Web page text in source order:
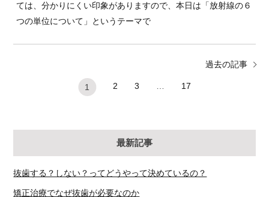
ては、分かりにくい印象がありますので、本日は「放射線の６
つの単位について」というテーマで
1 2 3 17
過去の記事
最新記事
抜歯する？しない？ってどうやって決めているの？
矯正治療でなぜ抜歯が必要なのか